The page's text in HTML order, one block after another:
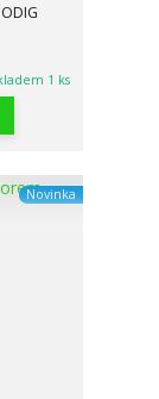
1 ks
Novinka